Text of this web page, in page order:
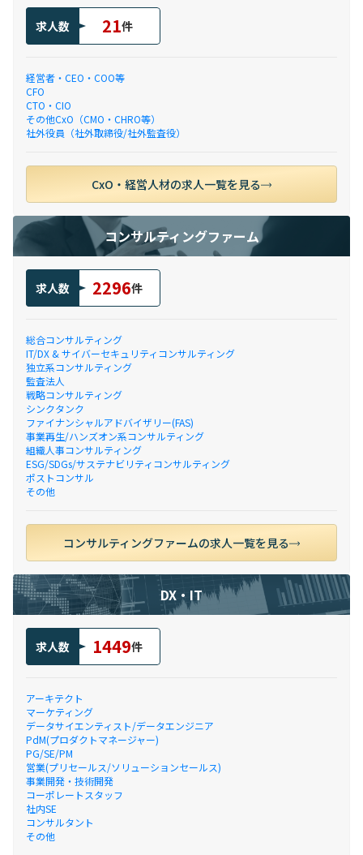
求人数 21件
経営者・CEO・COO等
CFO
CTO・CIO
その他CxO（CMO・CHRO等）
社外役員（社外取締役/社外監査役）
CxO・経営人材の求人一覧を見る
コンサルティングファーム
求人数 2296件
総合コンサルティング
IT/DX & サイバーセキュリティコンサルティング
独立系コンサルティング
監査法人
戦略コンサルティング
シンクタンク
ファイナンシャルアドバイザリー(FAS)
事業再生/ハンズオン系コンサルティング
組織人事コンサルティング
ESG/SDGs/サステナビリティコンサルティング
ポストコンサル
その他
コンサルティングファームの求人一覧を見る
DX・IT
求人数 1449件
アーキテクト
マーケティング
データサイエンティスト/データエンジニア
PdM(プロダクトマネージャー)
PG/SE/PM
営業(プリセールス/ソリューションセールス)
事業開発・技術開発
コーポレートスタッフ
社内SE
コンサルタント
その他